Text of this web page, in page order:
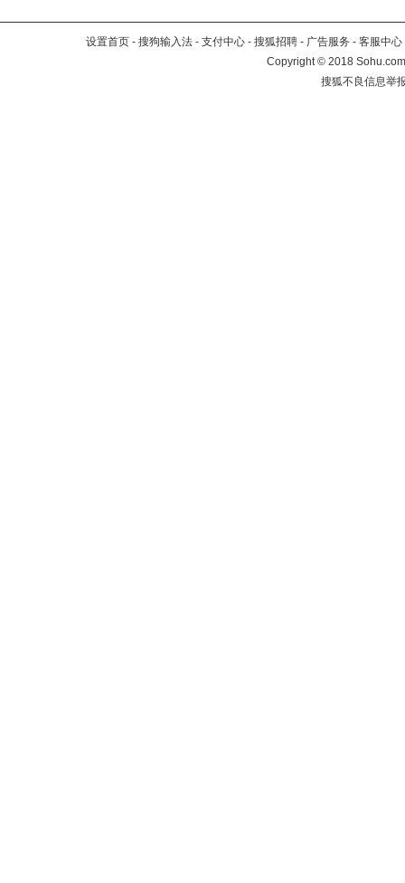
设置首页 - 搜狗输入法 - 支付中心 - 搜狐招聘 - 广告服务 - 客服中心
Copyright©2018
搜狐不良信息举